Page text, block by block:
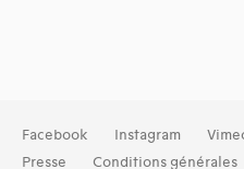
Facebook Instagram
Presse
Conditions générales